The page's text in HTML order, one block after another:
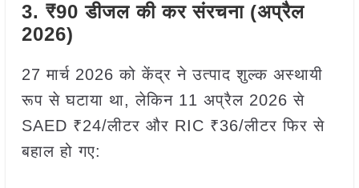
3. ₹90 डीजल की कर संरचना (अप्रैल
2026)
27 मार्च 2026 को केंद्र ने उत्पाद शुल्क अस्थायी
रूप से घटाया था, लेकिन 11 अप्रैल 2026 से
SAED ₹24/लीटर और RIC ₹36/लीटर फिर से
बहाल हो गए: